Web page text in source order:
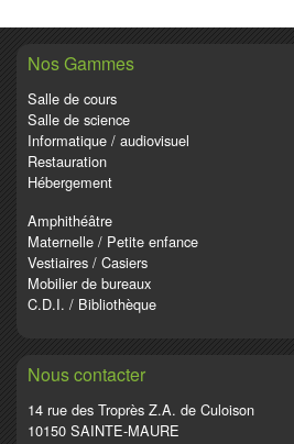
Nos Gammes
Salle de cours
Salle de science
Informatique / audiovisuel
Restauration
Hébergement
Amphithéâtre
Maternelle / Petite enfance
Vestiaires / Casiers
Mobilier de bureaux
C.D.I. / Bibliothèque
Nous contacter
14 rue des Troprès Z.A. de Culoison
10150 SAINTE-MAURE